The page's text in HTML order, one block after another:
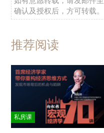
确认及授权后，方可转载。
推荐阅读
私房课